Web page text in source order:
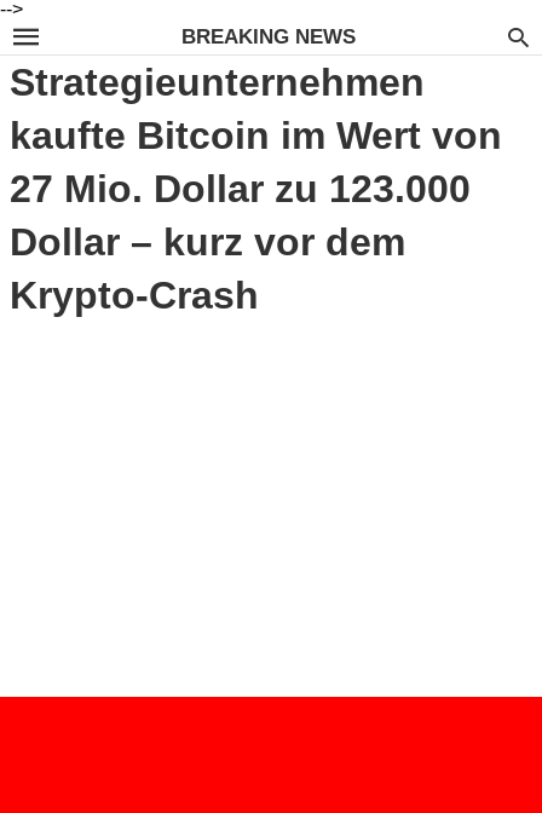
-->
BREAKING NEWS
Strategieunternehmen
kaufte Bitcoin im Wert von
27 Mio. Dollar zu 123.000
Dollar – kurz vor dem
Krypto-Crash